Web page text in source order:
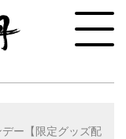
ー【限定グッズ配